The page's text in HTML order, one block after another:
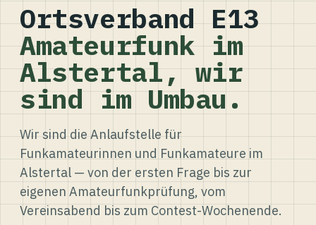
Ortsverband E13
Amateurfunk im
Alstertal, wir
sind im Umbau.
Wir sind die Anlaufstelle für
Funkamateurinnen und Funkamateure im
Alstertal — von der ersten Frage bis zur
eigenen Amateurfunkprüfung, vom
Vereinsabend bis zum Contest-Wochenende.